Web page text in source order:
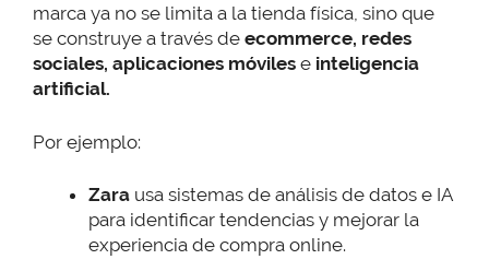
marca ya no se limita a la tienda física, sino que
se construye a través de ecommerce, redes
sociales, aplicaciones móviles e inteligencia
artificial.
Por ejemplo:
Zara usa sistemas de análisis de datos e IA
para identificar tendencias y mejorar la
experiencia de compra online.